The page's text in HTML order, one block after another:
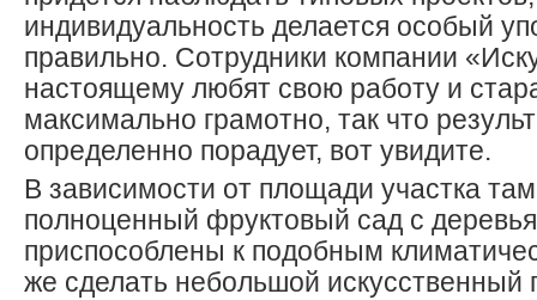
индивидуальность делается особый
правильно. Сотрудники компании
настоящему любят свою работу и
максимально грамотно, так что
определенно порадует, вот увидите.
В зависимости от площади участка
полноценный фруктовый сад с
приспособлены к подобным
же сделать небольшой искусственный